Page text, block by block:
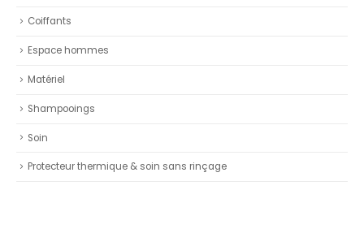
Coiffants
Espace hommes
Matériel
Shampooings
Soin
Protecteur thermique & soin sans rinçage